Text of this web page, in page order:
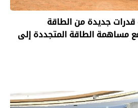
قدرات جديدة من الطاقة
مساهمة الطاقة المتجددة إلى